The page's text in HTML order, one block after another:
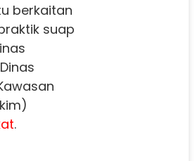
berkaitan
suap
.